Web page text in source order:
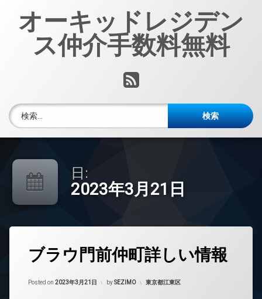
オーキッドレジデン
ス仲介手数料無料
RSS
検索:
日:
2023年3月21日
ブラウ門前仲町詳しい情報
Posted on 2023年3月21日 bySEZIMO カテゴリー:
東京都江東区